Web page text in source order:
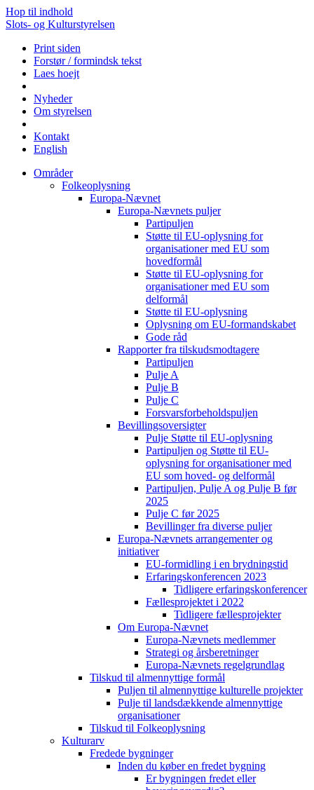
Hop til indhold
Slots- og Kulturstyrelsen
Print siden
Forstør / formindsk tekst
Laes hoejt
Nyheder
Om styrelsen
Kontakt
English
Områder
Folkeoplysning
Europa-Nævnet
Europa-Nævnets puljer
Partipuljen
Støtte til EU-oplysning for
organisationer med EU som
hovedformål
Støtte til EU-oplysning for
organisationer med EU som
delformål
Støtte til EU-oplysning
Oplysning om EU-formandskabet
Gode råd
Rapporter fra tilskudsmodtagere
Partipuljen
Pulje A
Pulje B
Pulje C
Forsvarsforbeholdspuljen
Bevillingsoversigter
Pulje Støtte til EU-oplysning
Partipuljen og Støtte til EU-
oplysning for organisationer med
EU som hoved- og delformål
Partipuljen, Pulje A og Pulje B før
2025
Pulje C før 2025
Bevillinger fra diverse puljer
Europa-Nævnets arrangementer og
initiativer
EU-formidling i en brydningstid
Erfaringskonferencen 2023
Tidligere erfaringskonferencer
Fællesprojektet i 2022
Tidligere fællesprojekter
Om Europa-Nævnet
Europa-Nævnets medlemmer
Strategi og årsberetninger
Europa-Nævnets regelgrundlag
Tilskud til almennyttige formål
Puljen til almennyttige kulturelle projekter
Pulje til landsdækkende almennyttige
organisationer
Tilskud til Folkeoplysning
Kulturarv
Fredede bygninger
Inden du køber en fredet bygning
Er bygningen fredet eller